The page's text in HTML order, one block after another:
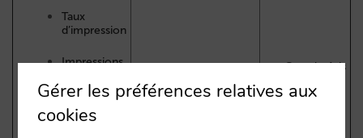
Taux
d’impression
Impressions
CTR
Clics
Google Ads
Gérer les préférences relatives aux
cookies